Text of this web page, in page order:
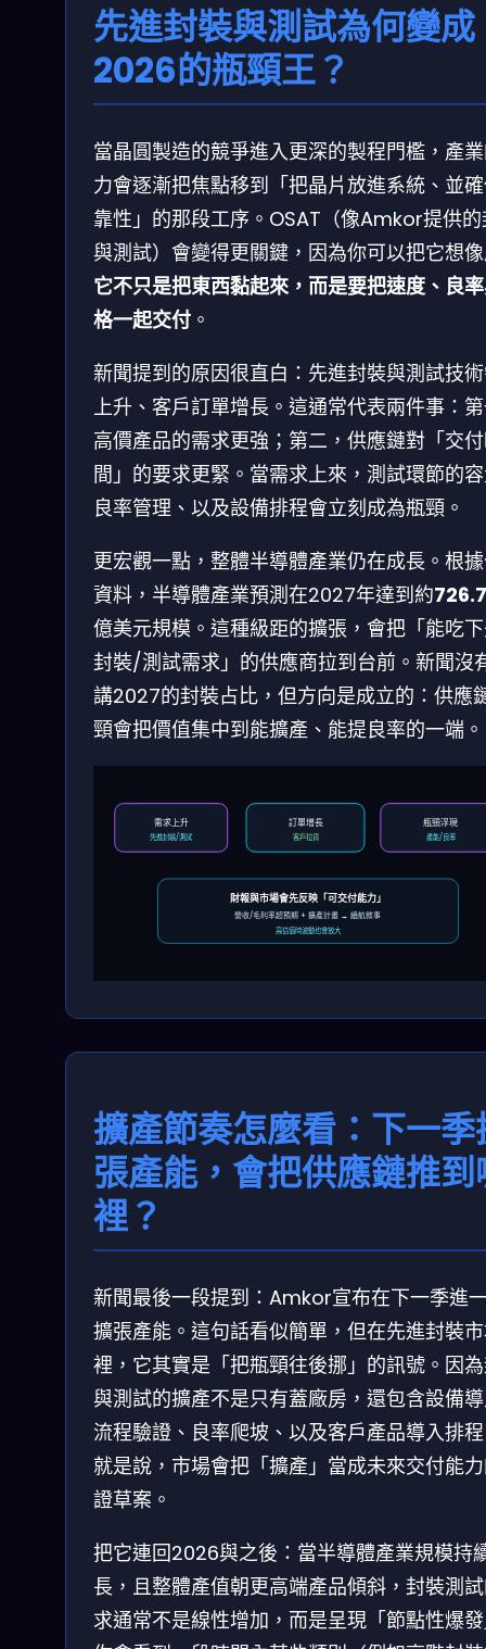
先進封裝與測試為何變成
2026的瓶頸王？
當晶圓製造的競爭進入更深的製程門檻，產
力會逐漸把焦點移到「把晶片放進系統、並
靠性」的那段工序。OSAT（像Amkor提供
與測試）會變得更關鍵，因為你可以把它想
它不只是把東西黏起來，而是要把速度、良
格一起交付 。
新聞提到的原因很直白：先進封裝與測試技
上升、客戶訂單增長。這通常代表兩件事：
高價產品的需求更強；第二，供應鏈對「交
間」的要求更緊。當需求上來，測試環節的
良率管理、以及設備排程會立刻成為瓶頸。
更宏觀一點，整體半導體產業仍在成長。根
資料，半導體產業預測在2027年達到約
億美元規模。這種級距的擴張，會把「能吃
封裝/測試需求」的供應商拉到台前。新聞沒
講2027的封裝占比，但方向是成立的：供應
頸會把價值集中到能擴產、能提良率的一端。
需求上升
先進封裝/測試
訂單增長
客戶拉貨
瓶頸浮現
產能/良率
財報與市場會先反映「可交付能力」
營收/毛利率超預期 + 擴產計畫 → 續航敘事
高估值時波動也會放大
擴產節奏怎麼看：下一季
張產能，會把供應鏈推到
裡？
新聞最後一段提到：Amkor宣布在下一季進
擴張產能。這句話看似簡單，但在先進封裝
裡，它其實是「把瓶頸往後挪」的訊號。因
與測試的擴產不是只有蓋廠房，還包含設備
流程驗證、良率爬坡、以及客戶產品導入排
就是說，市場會把「擴產」當成未來交付能
證草案。
把它連回2026與之後：當半導體產業規模持
長，且整體產值朝更高端產品傾斜，封裝測
求通常不是線性增加，而是呈現「節點性爆